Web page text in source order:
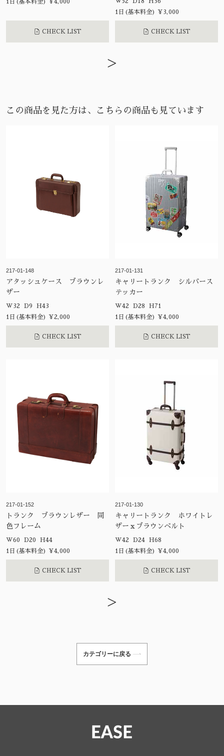
1日(基本料金) ¥4,000
CHECK LIST
1日(基本料金) ¥3,000
CHECK LIST
>
この商品を見た方は、こちらの商品も見ています
217-01-148
アタッシュケース ブラウンレ
ザー
W32 D9 H43
1日(基本料金) ¥2,000
CHECK LIST
217-01-131
キャリートランク シルバース
テッカー
W42 D28 H71
1日(基本料金) ¥4,000
CHECK LIST
217-01-152
トランク ブラウンレザー 同
色フレーム
W60 D20 H44
1日(基本料金) ¥4,000
CHECK LIST
217-01-130
キャリートランク ホワイトレ
ザーｘブラウンベルト
W42 D24 H68
1日(基本料金) ¥4,000
CHECK LIST
>
カテゴリーに戻る